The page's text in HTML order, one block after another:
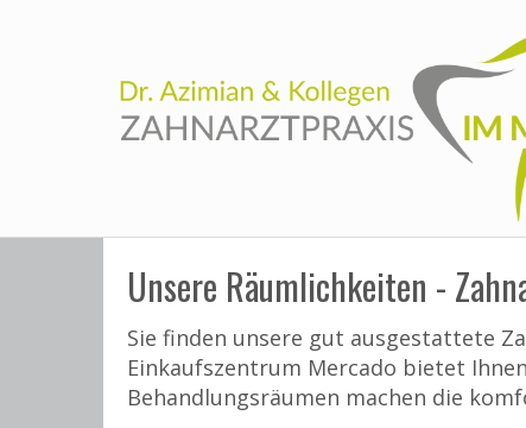
Unsere Räumlichkeiten -
Sie finden unsere gut ausgestattete
Einkaufszentrum Mercado bietet
Behandlungsräumen machen die